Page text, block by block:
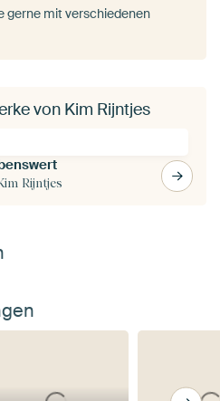
gerne mit verschiedenen
von Kim Rijntjes
Rijntjes